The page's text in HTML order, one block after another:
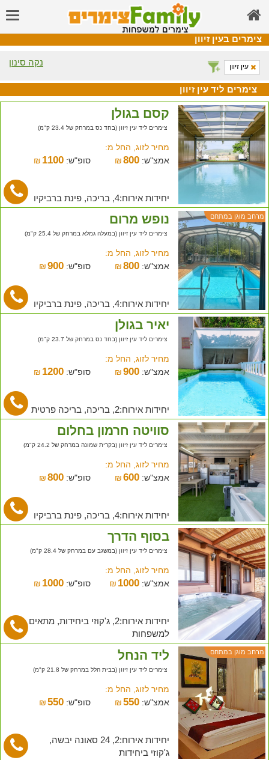
צימרים בעין זיוון
נקה סינון עין זיוון
צימרים ליד עין זיוון
קסם בגולן
צימרים ליד עין זיוון (בחד נס במרחק של 23.4 ק"מ)
מחיר לזוג, החל מ:
אמצ"ש:
₪800 סופ"ש: ₪ 1100
יחידות אירוח:4, בריכה, פינת ברביקיו
מרחב מוגן במתחם נופש מרום
צימרים ליד עין זיוון (במעלה גמלא במרחק של 25.4 ק"מ)
מחיר לזוג, החל מ:
אמצ"ש:
₪800 סופ"ש: ₪ 900
יחידות אירוח:4, בריכה, פינת ברביקיו
יאיר בגולן
צימרים ליד עין זיוון (בחד נס במרחק של 23.7 ק"מ)
מחיר לזוג, החל מ:
אמצ"ש:
₪900 סופ"ש: ₪ 1200
יחידות אירוח:2, בריכה, בריכה פרטית
סוויטה חרמון בחלום
צימרים ליד עין זיוון (בקרית שמונה במרחק של 24.2 ק"מ)
מחיר לזוג, החל מ:
אמצ"ש:
₪600 סופ"ש: ₪ 800
יחידות אירוח:4, בריכה, פינת ברביקיו
בסוף הדרך
צימרים ליד עין זיוון (במשגב עם במרחק של 28.4 ק"מ)
מחיר לזוג, החל מ:
אמצ"ש:
₪ 1000 סופ"ש: ₪ 1000
יחידות אירוח:2, ג'קוזי ביחידות, מתאים
למשפחות
מרחב מוגן במתחם ליד הנחל
צימרים ליד עין זיוון (בבית הלל במרחק של 21.8 ק"מ)
מחיר לזוג, החל מ:
אמצ"ש:
₪550 סופ"ש: ₪ 550
יחידות אירוח:2, 24 סאונה יבשה,
ג'קוזי ביחידות